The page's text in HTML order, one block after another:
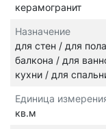
керамогранит
Назначение
для стен / для
балкона / для
кухни / для
Единица
кв.м